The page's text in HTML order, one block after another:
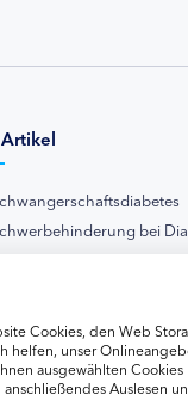
bei
Cookies, den Web
helfen, unser
ausgewählten
Auslesen